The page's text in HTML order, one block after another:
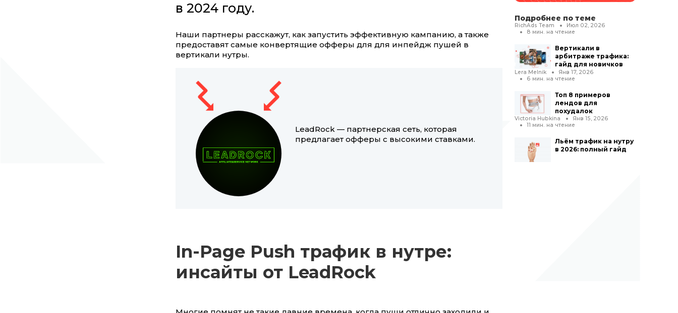
в 2024 году.
Наши партнеры расскажут, как запустить эффективную кампанию, а также
предоставят самые конвертящие офферы для для инпейдж пушей в
вертикали нутры.
LeadRock — партнерская сеть, которая
предлагает офферы с высокими ставками.
In-Page Push трафик в нутре:
инсайты от LeadRock
Подробнее по теме
RichAds Team
Июл 02, 2026
8 мин. на чтение
Вертикали в
арбитраже трафика:
гайд для новичков
Lera Melnik
Янв 17, 2026
6 мин. на чтение
Топ 8 примеров
лендов для
похудалок
Victoria Hubkina
Янв 15, 2026
11 мин. на чтение
Льём трафик на нутру
в 2026: полный гайд